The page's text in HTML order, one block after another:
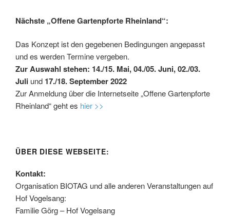
Nächste „Offene Gartenpforte Rheinland“:
Das Konzept ist den gegebenen Bedingungen angepasst
und es werden Termine vergeben.
Zur Auswahl stehen: 14./15. Mai, 04./05. Juni, 02./03.
Juli und 17./18. September 2022
Zur Anmeldung über die Internetseite „Offene Gartenpforte
Rheinland“ geht es hier >>
ÜBER DIESE WEBSEITE:
Kontakt:
Organisation BIOTAG und alle anderen Veranstaltungen auf
Hof Vogelsang:
Familie Görg – Hof Vogelsang